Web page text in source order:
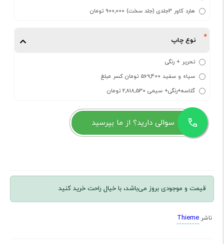
هارد کاور 3جلدی (جلد سخت) 900,000 تومان
نوع چاپ
تحریر + رنگی
سیاه و سفید 569,400 تومان کسر مبلغ
گلاسه+رنگی+ سیمی 2,818,530 تومان
سوالی دارید؟ از ما بپرسید
قیمت و موجودی بروز می‌باشد، با خیال راحت خرید کنید
ناشر Thieme